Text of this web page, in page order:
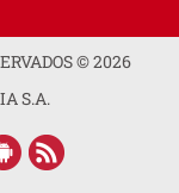
©2026
S.A.